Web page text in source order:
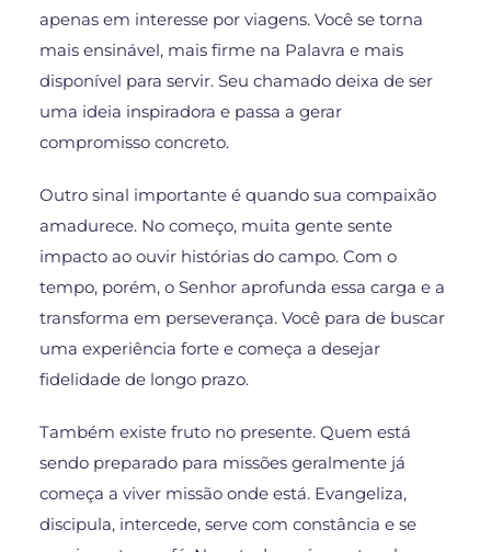
apenas em interesse por viagens. Você se torna
mais ensinável, mais firme na Palavra e mais
disponível para servir. Seu chamado deixa de ser
uma ideia inspiradora e passa a gerar
compromisso concreto.
Outro sinal importante é quando sua compaixão
amadurece. No começo, muita gente sente
impacto ao ouvir histórias do campo. Com o
tempo, porém, o Senhor aprofunda essa carga e a
transforma em perseverança. Você para de buscar
uma experiência forte e começa a desejar
fidelidade de longo prazo.
Também existe fruto no presente. Quem está
sendo preparado para missões geralmente já
começa a viver missão onde está. Evangeliza,
discipula, intercede, serve com constância e se